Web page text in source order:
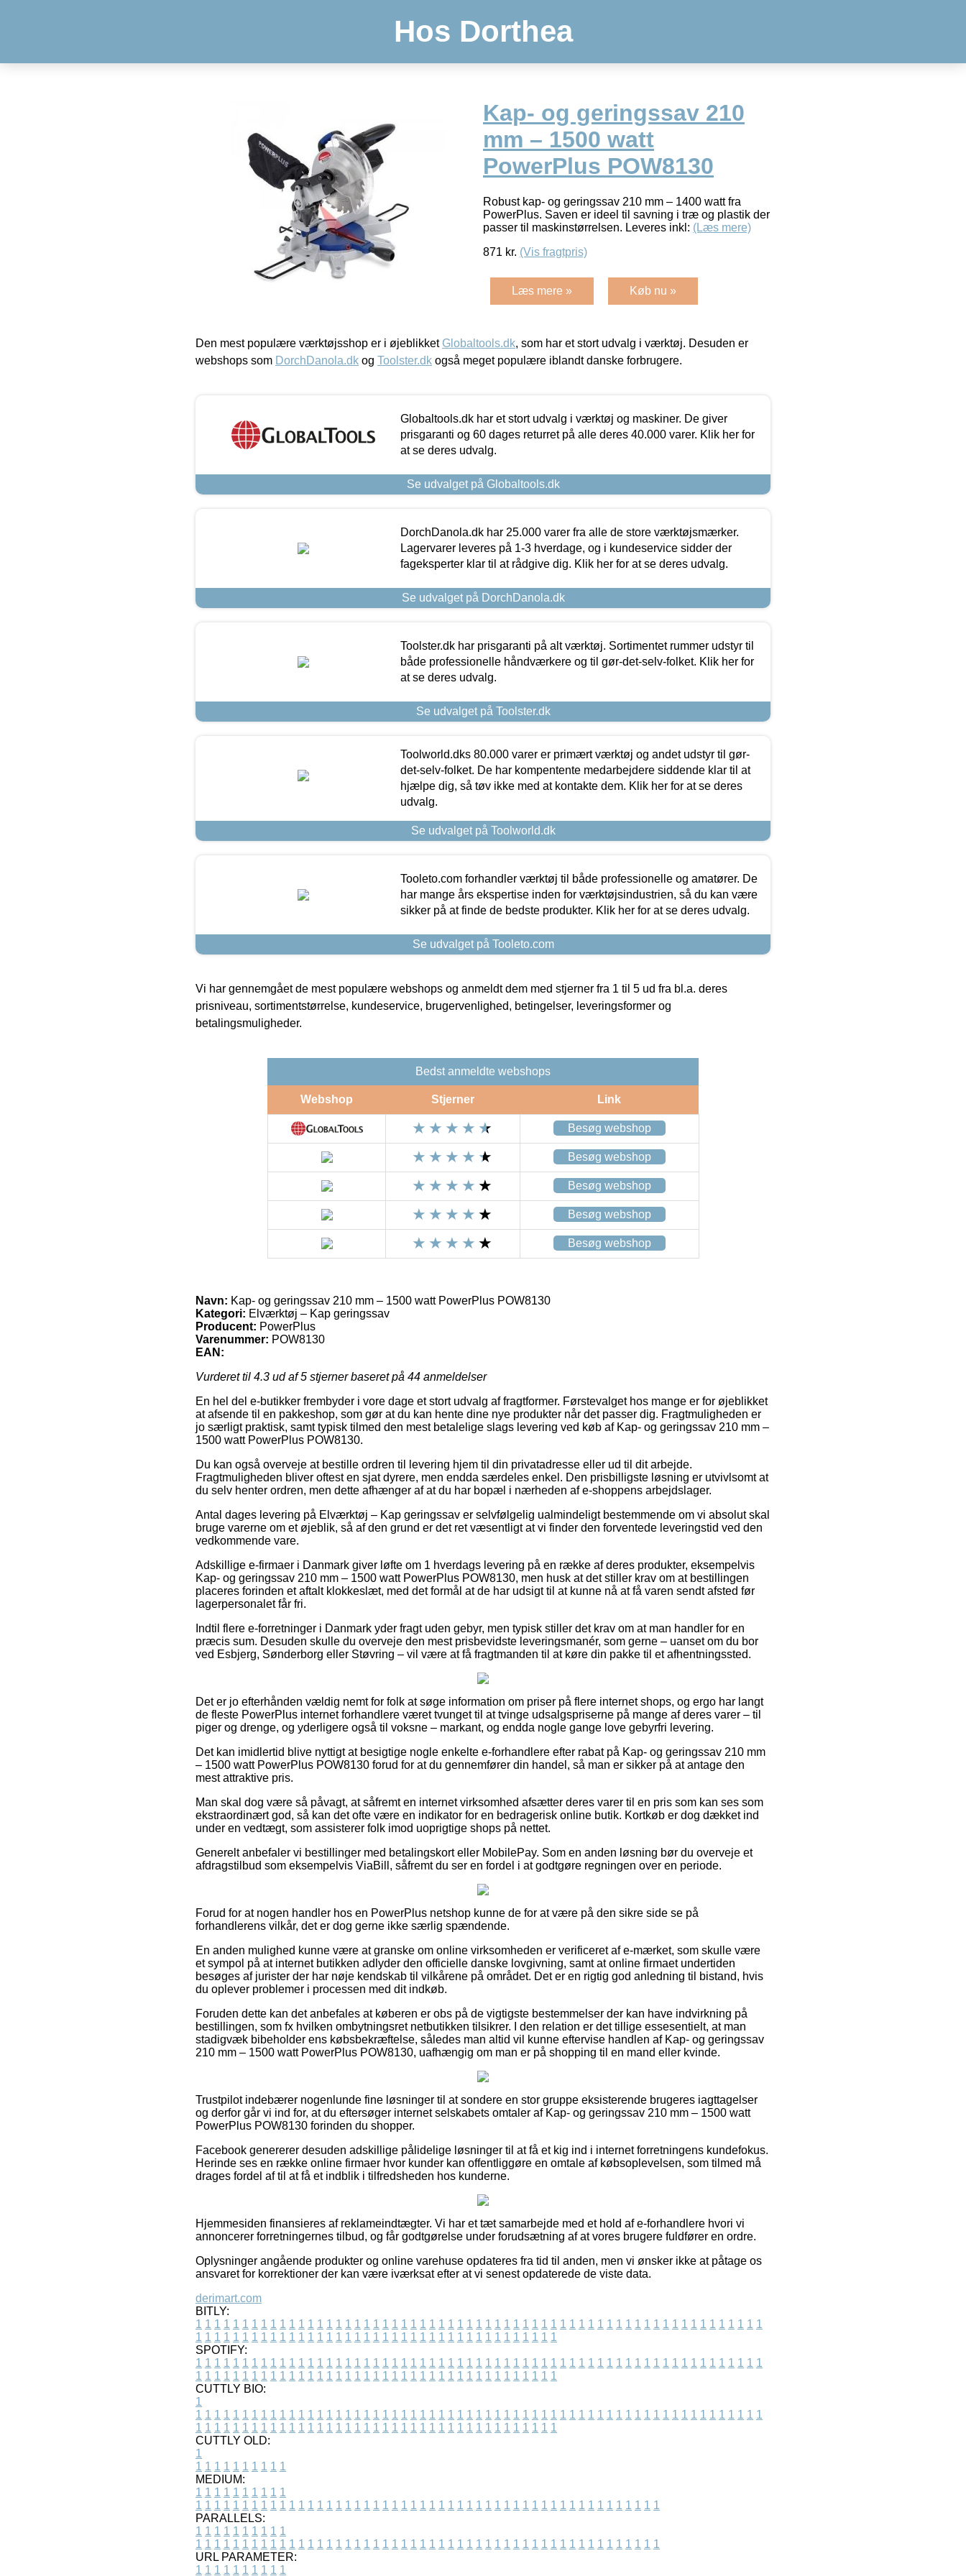
Hos Dorthea
Kap- og geringssav 210
mm – 1500 watt
PowerPlus POW8130
Robust kap- og geringssav 210 mm – 1400 watt fra
PowerPlus. Saven er ideel til savning i træ og plastik der
passer til maskinstørrelsen. Leveres inkl: (Læs mere)
871 kr. (Vis fragtpris)
Læs mere » Køb nu »
Den mest populære værktøjsshop er i øjeblikket Globaltools.dk, som har et stort udvalg i værktøj. Desuden er
webshops som DorchDanola.dk og Toolster.dk også meget populære iblandt danske forbrugere.
Globaltools.dk har et stort udvalg i værktøj og maskiner. De giver
prisgaranti og 60 dages returret på alle deres 40.000 varer. Klik her for
at se deres udvalg.
Se udvalget på Globaltools.dk
DorchDanola.dk har 25.000 varer fra alle de store værktøjsmærker.
Lagervarer leveres på 1-3 hverdage, og i kundeservice sidder der
fageksperter klar til at rådgive dig. Klik her for at se deres udvalg.
Se udvalget på DorchDanola.dk
Toolster.dk har prisgaranti på alt værktøj. Sortimentet rummer udstyr til
både professionelle håndværkere og til gør-det-selv-folket. Klik her for
at se deres udvalg.
Se udvalget på Toolster.dk
Toolworld.dks 80.000 varer er primært værktøj og andet udstyr til gør-
det-selv-folket. De har kompentente medarbejdere siddende klar til at
hjælpe dig, så tøv ikke med at kontakte dem. Klik her for at se deres
udvalg.
Se udvalget på Toolworld.dk
Tooleto.com forhandler værktøj til både professionelle og amatører. De
har mange års ekspertise inden for værktøjsindustrien, så du kan være
sikker på at finde de bedste produkter. Klik her for at se deres udvalg.
Se udvalget på Tooleto.com
Vi har gennemgået de mest populære webshops og anmeldt dem med stjerner fra 1 til 5 ud fra bl.a. deres
prisniveau, sortimentstørrelse, kundeservice, brugervenlighed, betingelser, leveringsformer og
betalingsmuligheder.
Bedst anmeldte webshops
Webshop Stjerner Link
Besøg webshop
Besøg webshop
Besøg webshop
Besøg webshop
Besøg webshop
Navn: Kap- og geringssav 210 mm – 1500 watt PowerPlus POW8130
Kategori: Elværktøj – Kap geringssav
Producent: PowerPlus
Varenummer: POW8130
EAN:
Vurderet til 4.3 ud af 5 stjerner baseret på 44 anmeldelser
En hel del e-butikker frembyder i vore dage et stort udvalg af fragtformer. Førstevalget hos mange er for øjeblikket
at afsende til en pakkeshop, som gør at du kan hente dine nye produkter når det passer dig. Fragtmuligheden er
jo særligt praktisk, samt typisk tilmed den mest betalelige slags levering ved køb af Kap- og geringssav 210 mm –
1500 watt PowerPlus POW8130.
Du kan også overveje at bestille ordren til levering hjem til din privatadresse eller ud til dit arbejde.
Fragtmuligheden bliver oftest en sjat dyrere, men endda særdeles enkel. Den prisbilligste løsning er utvivlsomt at
du selv henter ordren, men dette afhænger af at du har bopæl i nærheden af e-shoppens arbejdslager.
Antal dages levering på Elværktøj – Kap geringssav er selvfølgelig ualmindeligt bestemmende om vi absolut skal
bruge varerne om et øjeblik, så af den grund er det ret væsentligt at vi finder den forventede leveringstid ved den
vedkommende vare.
Adskillige e-firmaer i Danmark giver løfte om 1 hverdags levering på en række af deres produkter, eksempelvis
Kap- og geringssav 210 mm – 1500 watt PowerPlus POW8130, men husk at det stiller krav om at bestillingen
placeres forinden et aftalt klokkeslæt, med det formål at de har udsigt til at kunne nå at få varen sendt afsted før
lagerpersonalet får fri.
Indtil flere e-forretninger i Danmark yder fragt uden gebyr, men typisk stiller det krav om at man handler for en
præcis sum. Desuden skulle du overveje den mest prisbevidste leveringsmanér, som gerne – uanset om du bor
ved Esbjerg, Sønderborg eller Støvring – vil være at få fragtmanden til at køre din pakke til et afhentningssted.
Det er jo efterhånden vældig nemt for folk at søge information om priser på flere internet shops, og ergo har langt
de fleste PowerPlus internet forhandlere været tvunget til at tvinge udsalgspriserne på mange af deres varer – til
piger og drenge, og yderligere også til voksne – markant, og endda nogle gange love gebyrfri levering.
Det kan imidlertid blive nyttigt at besigtige nogle enkelte e-forhandlere efter rabat på Kap- og geringssav 210 mm
– 1500 watt PowerPlus POW8130 forud for at du gennemfører din handel, så man er sikker på at antage den
mest attraktive pris.
Man skal dog være så påvagt, at såfremt en internet virksomhed afsætter deres varer til en pris som kan ses som
ekstraordinært god, så kan det ofte være en indikator for en bedragerisk online butik. Kortkøb er dog dækket ind
under en vedtægt, som assisterer folk imod uoprigtige shops på nettet.
Generelt anbefaler vi bestillinger med betalingskort eller MobilePay. Som en anden løsning bør du overveje et
afdragstilbud som eksempelvis ViaBill, såfremt du ser en fordel i at godtgøre regningen over en periode.
Forud for at nogen handler hos en PowerPlus netshop kunne de for at være på den sikre side se på
forhandlerens vilkår, det er dog gerne ikke særlig spændende.
En anden mulighed kunne være at granske om online virksomheden er verificeret af e-mærket, som skulle være
et sympol på at internet butikken adlyder den officielle danske lovgivning, samt at online firmaet undertiden
besøges af jurister der har nøje kendskab til vilkårene på området. Det er en rigtig god anledning til bistand, hvis
du oplever problemer i processen med dit indkøb.
Foruden dette kan det anbefales at køberen er obs på de vigtigste bestemmelser der kan have indvirkning på
bestillingen, som fx hvilken ombytningsret netbutikken tilsikrer. I den relation er det tillige essesentielt, at man
stadigvæk bibeholder ens købsbekræftelse, således man altid vil kunne eftervise handlen af Kap- og geringssav
210 mm – 1500 watt PowerPlus POW8130, uafhængig om man er på shopping til en mand eller kvinde.
Trustpilot indebærer nogenlunde fine løsninger til at sondere en stor gruppe eksisterende brugeres iagttagelser
og derfor går vi ind for, at du eftersøger internet selskabets omtaler af Kap- og geringssav 210 mm – 1500 watt
PowerPlus POW8130 forinden du shopper.
Facebook genererer desuden adskillige pålidelige løsninger til at få et kig ind i internet forretningens kundefokus.
Herinde ses en række online firmaer hvor kunder kan offentliggøre en omtale af købsoplevelsen, som tilmed må
drages fordel af til at få et indblik i tilfredsheden hos kunderne.
Hjemmesiden finansieres af reklameindtægter. Vi har et tæt samarbejde med et hold af e-forhandlere hvori vi
annoncerer forretningernes tilbud, og får godtgørelse under forudsætning af at vores brugere fuldfører en ordre.
Oplysninger angående produkter og online varehuse opdateres fra tid til anden, men vi ønsker ikke at påtage os
ansvaret for korrektioner der kan være iværksat efter at vi senest opdaterede de viste data.
derimart.com
BITLY:
1 1 1 1 1 1 1 1 1 1 1 1 1 1 1 1 1 1 1 1 1 1 1 1 1 1 1 1 1 1 1 1 1 1 1 1 1 1 1 1 1 1 1 1 1 1 1 1 1 1 1 1 1 1 1 1 1 1 1 1 1
1 1 1 1 1 1 1 1 1 1 1 1 1 1 1 1 1 1 1 1 1 1 1 1 1 1 1 1 1 1 1 1 1 1 1 1 1 1 1
SPOTIFY:
1 1 1 1 1 1 1 1 1 1 1 1 1 1 1 1 1 1 1 1 1 1 1 1 1 1 1 1 1 1 1 1 1 1 1 1 1 1 1 1 1 1 1 1 1 1 1 1 1 1 1 1 1 1 1 1 1 1 1 1 1
1 1 1 1 1 1 1 1 1 1 1 1 1 1 1 1 1 1 1 1 1 1 1 1 1 1 1 1 1 1 1 1 1 1 1 1 1 1 1
CUTTLY BIO:
1
1 1 1 1 1 1 1 1 1 1 1 1 1 1 1 1 1 1 1 1 1 1 1 1 1 1 1 1 1 1 1 1 1 1 1 1 1 1 1 1 1 1 1 1 1 1 1 1 1 1 1 1 1 1 1 1 1 1 1 1 1
1 1 1 1 1 1 1 1 1 1 1 1 1 1 1 1 1 1 1 1 1 1 1 1 1 1 1 1 1 1 1 1 1 1 1 1 1 1 1
CUTTLY OLD:
1
1 1 1 1 1 1 1 1 1 1
MEDIUM:
1 1 1 1 1 1 1 1 1 1
1 1 1 1 1 1 1 1 1 1 1 1 1 1 1 1 1 1 1 1 1 1 1 1 1 1 1 1 1 1 1 1 1 1 1 1 1 1 1 1 1 1 1 1 1 1 1 1 1 1
PARALLELS:
1 1 1 1 1 1 1 1 1 1
1 1 1 1 1 1 1 1 1 1 1 1 1 1 1 1 1 1 1 1 1 1 1 1 1 1 1 1 1 1 1 1 1 1 1 1 1 1 1 1 1 1 1 1 1 1 1 1 1 1
URL PARAMETER:
1 1 1 1 1 1 1 1 1 1